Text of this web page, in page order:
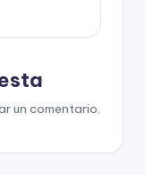
un comentario.